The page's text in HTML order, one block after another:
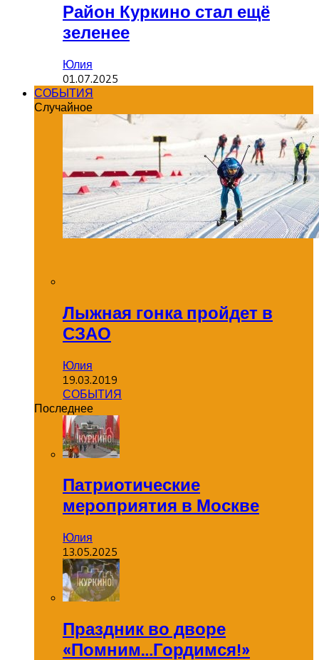
Район Куркино стал ещё
зеленее
Юлия
01.07.2025
СОБЫТИЯ
Случайное
Лыжная гонка пройдет в
СЗАО
Юлия
19.03.2019
СОБЫТИЯ
Последнее
Патриотические
мероприятия в Москве
Юлия
13.05.2025
Праздник во дворе
«Помним…Гордимся!»